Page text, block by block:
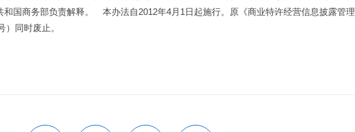
和国商务部负责解释。　本办法自2012年4月1日起施行。原《商业特许经营信息披露管理
）同时废止。